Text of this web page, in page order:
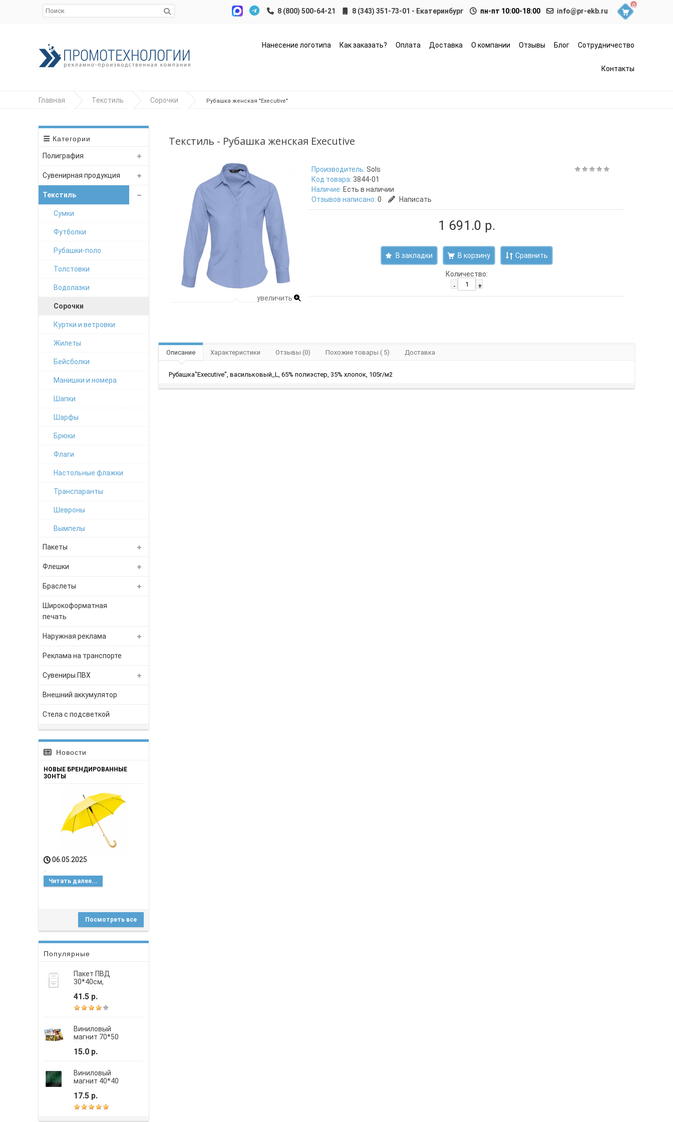
8 (343) 351-73-01 - Екатеринбург пн-пт 10:00-18:00 info@pr-ekb.ru
0
Нанесение логотипа Как заказать? Оплата Доставка О компании Отзывы Блог Сотрудничество
Контакты
Главная Текстиль Сорочки Рубашка женская "Executive"
Категории
Полиграфия
Сувенирная продукция
Текстиль
Сумки
Футболки
Рубашки-поло
Толстовки
Водолазки
Сорочки
Куртки и ветровки
Жилеты
Бейсболки
Манишки и номера
Шапки
Шарфы
Брюки
Флаги
Настольные флажки
Транспаранты
Шевроны
Вымпелы
Пакеты
Флешки
Браслеты
Широкоформатная
печать
Наружная реклама
Реклама на транспорте
Сувениры ПВХ
Внешний аккумулятор
Стела с подсветкой
Новости
НОВЫЕ БРЕНДИРОВАННЫЕ
ЗОНТЫ
06.05.2025
..
Читать далее...
Посмотреть все
Популярные
Пакет ПВД
30*40см,
усиленная ручка,
шелкография
41.5 р.
Виниловый
магнит 70*50
15.0 р.
Виниловый
магнит 40*40
17.5 р.
Текстиль - Рубашка женская Executive
увеличить
Производитель: Sols
Код товара: 3844-01
Наличие: Есть в наличии
Отзывов написано: 0 Написать
1 691.0 р.
В закладки Сравнить
Количество:
-
+
Описание Характеристики Отзывы (0) Похожие товары ( 5) Доставка
Рубашка"Executive", васильковый_L, 65% полиэстер, 35% хлопок, 105г/м2